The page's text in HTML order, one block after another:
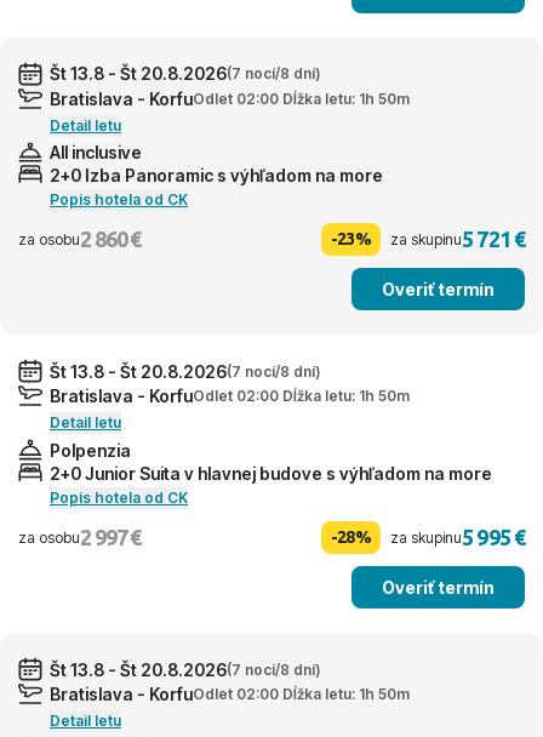
Št 13.8 - Št 20.8.2026(7 nocí/8 dní)
Bratislava - KorfuOdlet 02:00 Dĺžka letu: 1h 50m
Detail letu
All inclusive
2+0 Izba Panoramic s výhľadom na more
Popis hotela od CK
za osobu2 860 € -23% za skupinu5 721 €
Overiť termín
Št 13.8 - Št 20.8.2026(7 nocí/8 dní)
Bratislava - KorfuOdlet 02:00 Dĺžka letu: 1h 50m
Detail letu
Polpenzia
2+0 Junior Suita v hlavnej budove s výhľadom na more
Popis hotela od CK
za osobu2 997 € -28% za skupinu5 995 €
Overiť termín
Št 13.8 - Št 20.8.2026(7 nocí/8 dní)
Bratislava - KorfuOdlet 02:00 Dĺžka letu: 1h 50m
Detail letu